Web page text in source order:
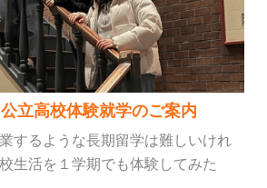
立高校体験就学のご案内
するような長期留学は難しいけれ
生活を１学期でも体験してみた